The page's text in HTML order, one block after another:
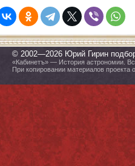
© 2002—2026 Юрий Гирин
«Кабинетъ» — История астрономии.
При копировании материалов проекта